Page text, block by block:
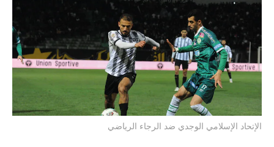
الإتحاد الإسلامي الوجدي ضد الرجاء الرياضي